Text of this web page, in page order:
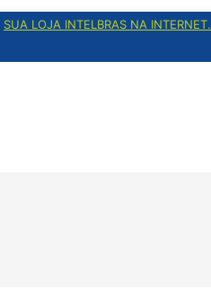
SUA LOJA INTELBRAS NA INTERNET.